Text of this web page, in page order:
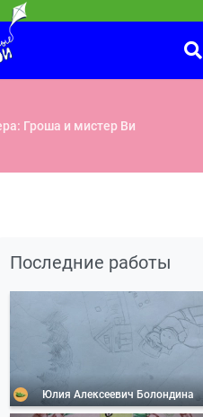
— Викинги —
объедакула — Бесконечная
и дракон
Варвару, оказавшуюся в
Гроша и мистер Ви
Последние работы
Юлия Алексеевич Болондина